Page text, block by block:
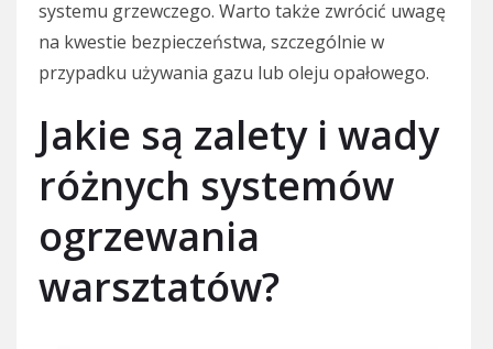
systemu grzewczego. Warto także zwrócić uwagę
na kwestie bezpieczeństwa, szczególnie w
przypadku używania gazu lub oleju opałowego.
Jakie są zalety i wady
różnych systemów
ogrzewania
warsztatów?